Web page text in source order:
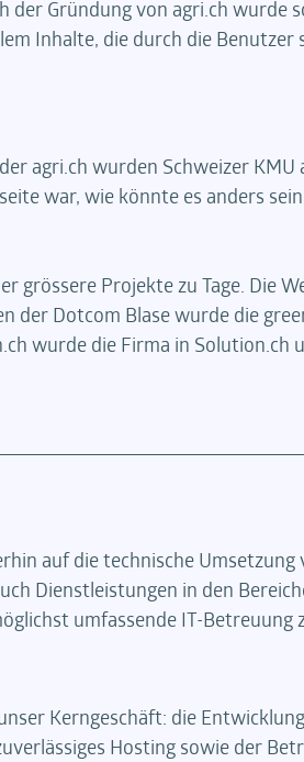
der Gründung von agri.ch wurde
Inhalte, die durch die
agri.ch wurden Schweizer KMU
war, wie könnte es anders
Projekte zu Tage. Die
der Dotcom Blase wurde die
wurde die Firma in Solution.ch
auf die technische
Dienstleistungen in den
umfassende IT-Betreuung
Kerngeschäft: die
Hosting sowie der